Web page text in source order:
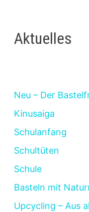
Aktuelles
Neu – Der
Kinusaiga
Schulanfang
Schultüten
Schule
Basteln mit
Upcycling – Aus